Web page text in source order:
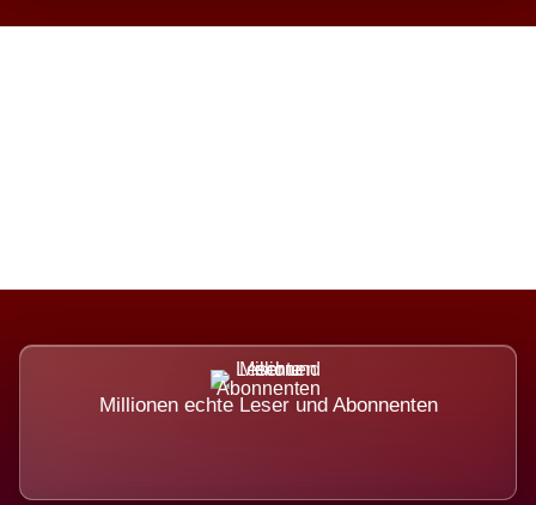
Millionen echte Leser und Abonnenten